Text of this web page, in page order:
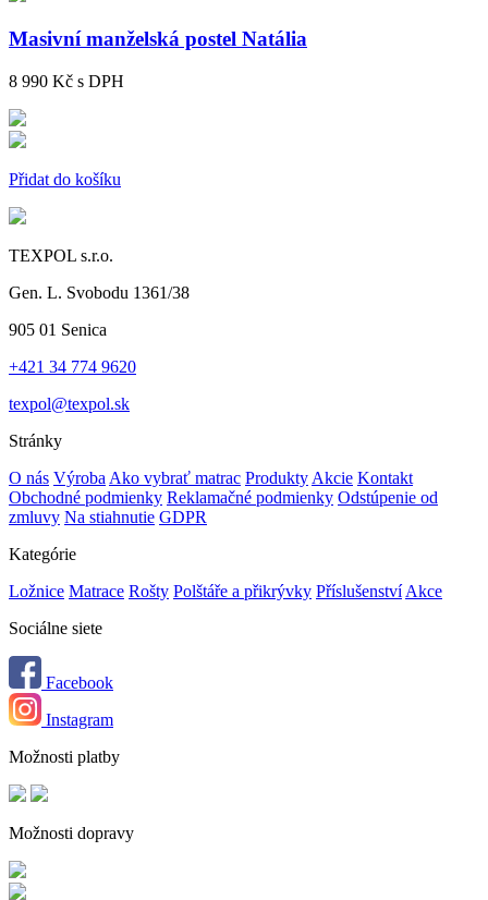
Masivní manželská postel Natália
8 990 Kč s DPH
Přidat do košíku
TEXPOL s.r.o.
Gen. L. Svobodu 1361/38
905 01 Senica
+421 34 774 9620
texpol@texpol.sk
Stránky
O nás Výroba Ako vybrať matrac Produkty Akcie Kontakt
Obchodné podmienky Reklamačné podmienky Odstúpenie od
zmluvy Na stiahnutie GDPR
Kategórie
Ložnice Matrace Rošty Polštáře a přikrývky Příslušenství Akce
Sociálne siete
Facebook
Instagram
Možnosti platby
Možnosti dopravy